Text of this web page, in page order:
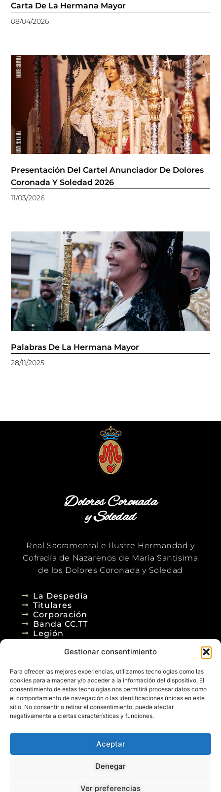
Gestionar consentimiento
Para ofrecer las mejores experiencias, utilizamos tecnologías como las
cookies para almacenar y/o acceder a la información del dispositivo. El
consentimiento de estas tecnologías nos permitirá procesar datos como
el comportamiento de navegación o las identificaciones únicas en este
sitio. No consentir o retirar el consentimiento, puede afectar
negativamente a ciertas características y funciones.
Aceptar
Denegar
Ver preferencias
Carta De La Hermana Mayor
08/04/2026
Presentación Del Cartel Anunciador De Dolores
Coronada Y Soledad 2026
11/03/2026
Palabras De La Hermana Mayor
28/11/2025
Dolores Coronada
y Soledad
Real Sacramental e Ilustre Hermandad y
Cofradía de Nazarenos de María Santísima
de los Dolores Coronada y Soledad
La Despedía
Titulares
Corporación
Banda CC.TT
Legión
Agenda
Blog
Contacto
Política de Privacidad
Posicionamiento Web